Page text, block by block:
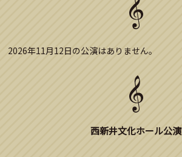
2026年11月12日の公演はありません。
西新井文化ホール公演